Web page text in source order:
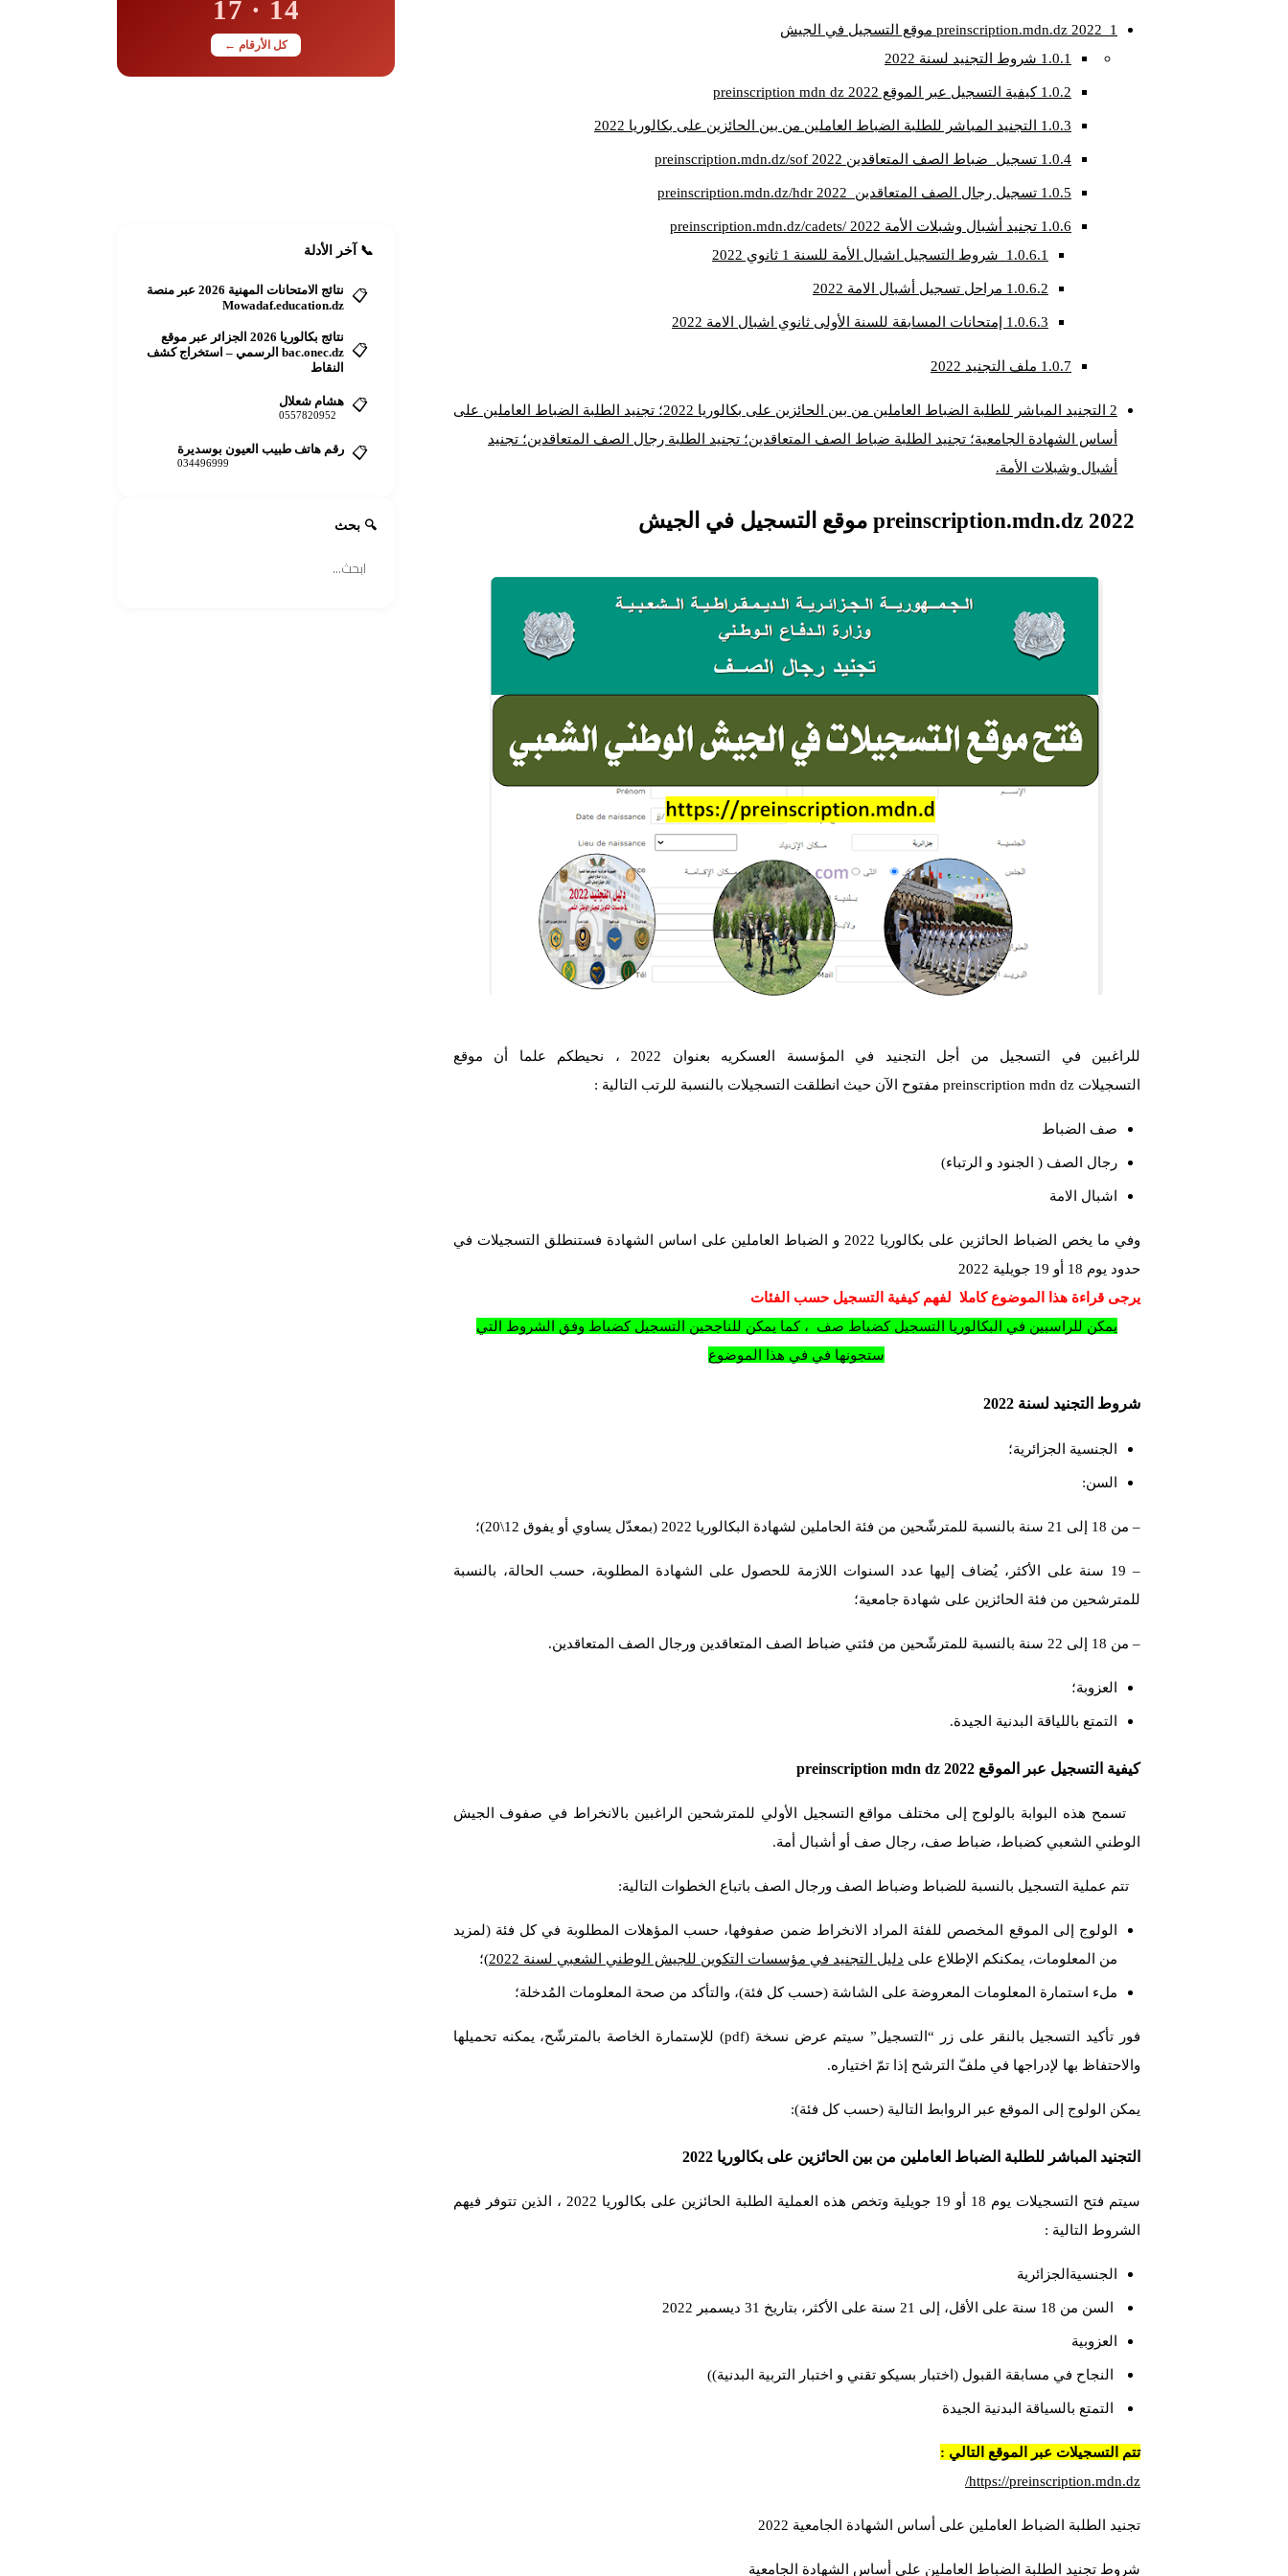
1
1.0.1 شروط التجنيد لسنة 2022
1.0.2 كيفية التسجيل عبر الموقع preinscription mdn dz 2022
1.0.3 التجنيد المباشر للطلبة الضباط العاملين من بين الحائزين على بكالوريا 2022
1.0.4 تسجيل ضباط الصف المتعاقدين 2022 preinscription.mdn.dz/sof
1.0.5 تسجيل رجال الصف المتعاقدين 2022 preinscription.mdn.dz/hdr
1.0.6 تجنيد أشبال وشبلات الأمة 2022 /preinscription.mdn.dz/cadets
1.0.6.1 شروط التسجيل اشبال الأمة للسنة 1 ثانوي 2022
1.0.6.2 مراحل تسجيل أشبال الامة 2022
1.0.6.3 إمتحانات المسابقة للسنة الأولى ثانوي اشبال الامة 2022
1.0.7 ملف التجنيد 2022
2
التجنيد المباشر للطلبة الضباط العاملين من بين الحائزين على بكالوريا 2022؛ تجنيد الطلبة الضباط العاملين على
أساس الشهادة الجامعية؛ تجنيد الطلبة ضباط الصف المتعاقدين؛ تجنيد الطلبة رجال الصف المتعاقدين؛ تجنيد
أشبال وشبلات الأمة.
للراغبين في التسجيل من أجل التجنيد في المؤسسة العسكريه بعنوان 2022 ، نحيطكم علما أن موقع
التسجيلات preinscription mdn dz مفتوح الآن حيث انطلقت التسجيلات بالنسبة للرتب التالية :
صف الضباط
رجال الصف ( الجنود و الرتباء)
اشبال الامة
وفي ما يخص الضباط الحائزين على بكالوريا 2022 و الضباط العاملين على اساس الشهادة فستنطلق التسجيلات في
حدود يوم 18 أو 19 جويلية 2022
يرجى قراءة هذا الموضوع كاملا لفهم كيفية التسجيل حسب الفئات
يمكن للراسبين في البكالوريا التسجيل كضباط صف ، كما يمكن للناجحين التسجيل كضباط وفق الشروط التي
ستجونها في في هذا الموضوع
شروط التجنيد لسنة 2022
الجنسية الجزائرية؛
السن:
– من 18 إلى 21 سنة بالنسبة للمترشّحين من فئة الحاملين لشهادة البكالوريا 2022 (بمعدّل يساوي أو يفوق 12\20)؛
– 19 سنة على الأكثر، يُضاف إليها عدد السنوات اللازمة للحصول على الشهادة المطلوبة، حسب الحالة، بالنسبة
للمترشحين من فئة الحائزين على شهادة جامعية؛
– من 18 إلى 22 سنة بالنسبة للمترشّحين من فئتي ضباط الصف المتعاقدين ورجال الصف المتعاقدين.
العزوبة؛
التمتع باللياقة البدنية الجيدة.
كيفية التسجيل عبر الموقع preinscription mdn dz 2022
تسمح هذه البوابة بالولوج إلى مختلف مواقع التسجيل الأولي للمترشحين الراغبين بالانخراط في صفوف الجيش
الوطني الشعبي كضباط، ضباط صف، رجال صف أو أشبال أمة.
تتم عملية التسجيل بالنسبة للضباط وضباط الصف ورجال الصف باتباع الخطوات التالية:
الولوج إلى الموقع المخصص للفئة المراد الانخراط ضمن صفوفها، حسب المؤهلات المطلوبة في كل فئة (لمزيد
من المعلومات، يمكنكم الإطلاع على دليل التجنيد في مؤسسات التكوين للجيش الوطني الشعبي لسنة 2022 )؛
ملء استمارة المعلومات المعروضة على الشاشة (حسب كل فئة)، والتأكد من صحة المعلومات المُدخلة؛
فور تأكيد التسجيل بالنقر على زر “التسجيل” سيتم عرض نسخة (pdf) للإستمارة الخاصة بالمترشّح، يمكنه تحميلها
والاحتفاظ بها لإدراجها في ملفّ الترشح إذا تمّ اختياره.
يمكن الولوج إلى الموقع عبر الروابط التالية (حسب كل فئة):
التجنيد المباشر للطلبة الضباط العاملين من بين الحائزين على بكالوريا 2022
سيتم فتح التسجيلات يوم 18 أو 19 جويلية وتخص هذه العملية الطلبة الحائزين على بكالوريا 2022 ، الذين تتوفر فيهم
الشروط التالية :
الجنسيةالجزائرية
السن من 18 سنة على الأقل، إلى 21 سنة على الأكثر، بتاريخ 31 ديسمبر 2022
العزوبية
النجاح في مسابقة القبول (اختبار بسيكو تقني و اختبار التربية البدنية))
التمتع بالسياقة البدنية الجيدة
تتم التسجيلات عبر الموقع التالي :
https://preinscription.mdn.dz/
تجنيد الطلبة الضباط العاملين على أساس الشهادة الجامعية 2022
شروط تجنيد الطلبة الضباط العاملين على أساس الشهادة الجامعية
14 · 17
كل الأرقام ←
📞 آخر الأدلة
📋
نتائج الامتحانات المهنية 2026 عبر منصة
Mowadaf.education.dz
📋
نتائج بكالوريا 2026 الجزائر عبر موقع
bac.onec.dz الرسمي – استخراج كشف
النقاط
📋 هشام شعلال
0557820952
📋 رقم هاتف طبيب العيون بوسديرة
034496999
🔍 بحث